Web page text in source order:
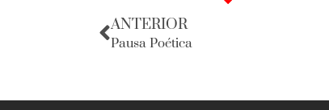
ANTERIOR
Pausa Poética